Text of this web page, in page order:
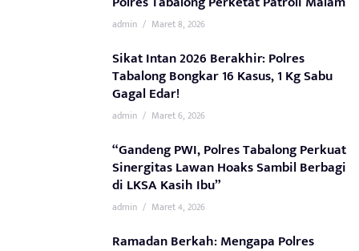
admin / Maret 8, 2026
Sikat Intan 2026 Berakhir: Polres
Tabalong Bongkar 16 Kasus, 1 Kg Sabu
Gagal Edar!
admin / Maret 6, 2026
“Gandeng PWI, Polres Tabalong Perkuat
Sinergitas Lawan Hoaks Sambil Berbagi
di LKSA Kasih Ibu”
admin / Maret 4, 2026
Ramadan Berkah: Mengapa Polres